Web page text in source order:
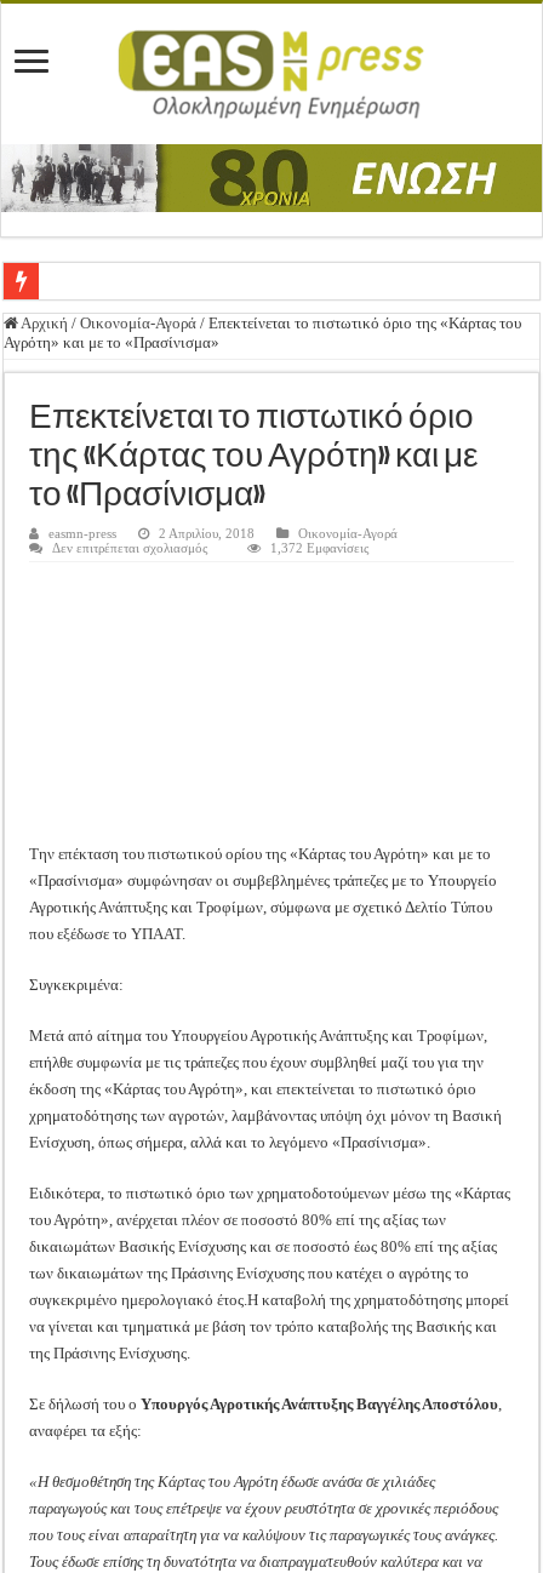
Ένωση Μεσολογγίου: Συγχαρητήρια Επιστολή προς Δήμο Μεσολογγίου
ΕΝΩΣΗ ΜΕΣΟΛΟΓΓΙΟΥ: ΕΚΛΟΓΙΚΗ ΓΕΝΙΚΗ ΣΥΝΕΛΕΥΣΗ
Δημοσιεύτηκε η Προδημοσίευση της Πρόσκλησης Σχεδίων Βελτίωσης
Ανακοίνωση: Επιστροφή ΦΠΑ
Καλά Χριστούγεννα! Καλή Χρονιά!
Tακτική Γενική Συνέλευση του Αγροτικού Συνεταιρισμού Μεσολογγίου-
Αρχική / Οικονομία-Αγορά / Επεκτείνεται το πιστωτικό όριο της «Κάρτας του
Αγρότη» και με το «Πρασίνισμα»
Επεκτείνεται το πιστωτικό όριο
της «Κάρτας του Αγρότη» και με
το «Πρασίνισμα»
easmn-press 2 Απριλίου, 2018
Οικονομία-Αγορά
Δεν επιτρέπεται σχολιασμόςστο
1,372 Εμφανίσεις
Την επέκταση του πιστωτικού ορίου της «Κάρτας του Αγρότη» και με το
«Πρασίνισμα» συμφώνησαν οι συμβεβλημένες τράπεζες με το Υπουργείο
Αγροτικής Ανάπτυξης και Τροφίμων, σύμφωνα με σχετικό Δελτίο Τύπου
που εξέδωσε το ΥΠΑΑΤ.
Συγκεκριμένα:
Μετά από αίτημα του Υπουργείου Αγροτικής Ανάπτυξης και Τροφίμων,
επήλθε συμφωνία με τις τράπεζες που έχουν συμβληθεί μαζί του για την
έκδοση της «Κάρτας του Αγρότη», και επεκτείνεται το πιστωτικό όριο
χρηματοδότησης των αγροτών, λαμβάνοντας υπόψη όχι μόνον τη Βασική
Ενίσχυση, όπως σήμερα, αλλά και το λεγόμενο «Πρασίνισμα».
Ειδικότερα, το πιστωτικό όριο των χρηματοδοτούμενων μέσω της «Κάρτας
του Αγρότη», ανέρχεται πλέον σε ποσοστό 80% επί της αξίας των
δικαιωμάτων Βασικής Ενίσχυσης και σε ποσοστό έως 80% επί της αξίας
των δικαιωμάτων της Πράσινης Ενίσχυσης που κατέχει ο αγρότης το
συγκεκριμένο ημερολογιακό έτος.Η καταβολή της χρηματοδότησης μπορεί
να γίνεται και τμηματικά με βάση τον τρόπο καταβολής της Βασικής και
της Πράσινης Ενίσχυσης.
Σε δήλωσή του οΥπουργός Αγροτικής Ανάπτυξης Βαγγέλης Αποστόλου,
αναφέρει τα εξής:
«Η θεσμοθέτηση της Κάρτας του Αγρότη έδωσε ανάσα σε χιλιάδες
παραγωγούς και τους επέτρεψε να έχουν ρευστότητα σε χρονικές περιόδους
που τους είναι απαραίτητη για να καλύψουν τις παραγωγικές τους ανάγκες.
Τους έδωσε επίσης τη δυνατότητα να διαπραγματευθούν καλύτερα και να